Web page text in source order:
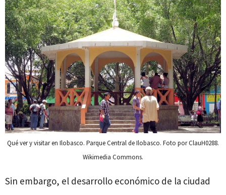
Qué ver y visitar en Ilobasco. Parque Central de Ilobasco. Foto por ClauH0288.
Wikimedia Commons.
Sin embargo, el desarrollo económico de la ciudad